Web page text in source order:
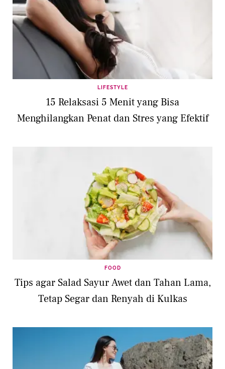
LIFESTYLE
15 Relaksasi 5 Menit yang Bisa
Menghilangkan Penat dan Stres yang Efektif
FOOD
Tips agar Salad Sayur Awet dan Tahan Lama,
Tetap Segar dan Renyah di Kulkas